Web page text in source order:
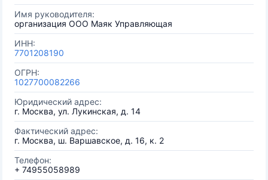
Имя руководителя:
организация ООО Маяк Управляющая
ИНН:
7701208190
ОГРН:
1027700082266
Юридический адрес:
г. Москва, ул. Лукинская, д. 14
Фактический адрес:
г. Москва, ш. Варшавское, д. 16, к. 2
Телефон:
+ 74955058989